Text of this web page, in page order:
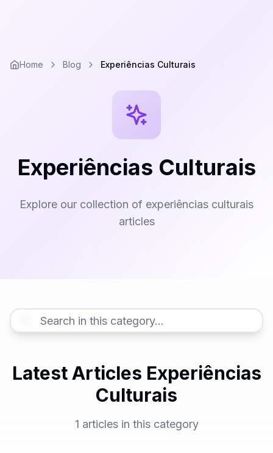
Home Blog Experiências Culturais
Experiências Culturais
Explore our collection of experiências culturais
articles
Latest Articles Experiências
Culturais
1 articles in this category